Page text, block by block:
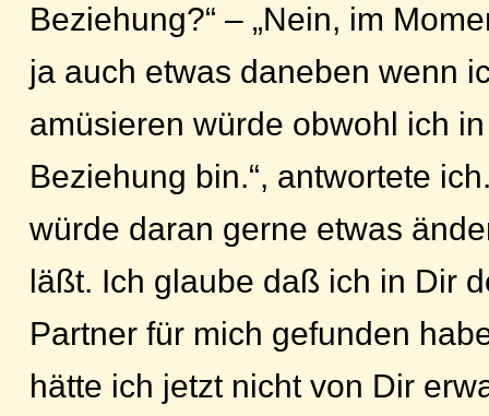
Beziehung?“ – „Nein, im
ja auch etwas daneben wenn
amüsieren würde obwohl ich
Beziehung bin.“, antwortete
würde daran gerne etwas
läßt. Ich glaube daß ich in Dir
Partner für mich gefunden
hätte ich jetzt nicht von Dir